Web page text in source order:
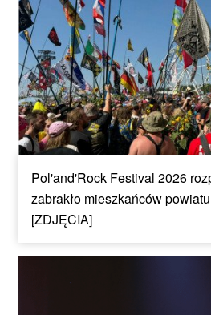
Pol'and'Rock Festival 2026
zabrakło mieszkańców
[ZDJĘCIA]